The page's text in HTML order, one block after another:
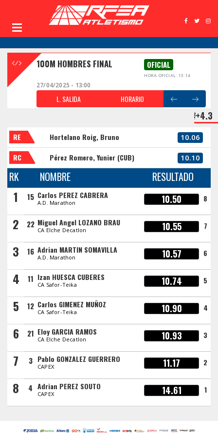
100M HOMBRES FINAL OFICIAL
HORA OFICIAL: 13:14
27/04/2025 - 13:00
L. SALIDA HORARIO
+4.3
RE Hortelano Roig, Bruno 10.06
RC Pérez Romero, Yunier (CUB) 10.10
RK NOMBRE RESULTADO
1 15 Carlos PEREZ CABRERA
A.D. Marathon 10.50 8
2 22 Miguel Angel LOZANO BRAU
CA Elche Decatlon 10.55 7
3 16 Adrian MARTIN SOMAVILLA
A.D. Marathon 10.57 6
4 11 Izan HUESCA CUBERES
CA Safor-Teika 10.74 5
5 12 Carlos GIMENEZ MUÑOZ
CA Safor-Teika 10.90 4
6 21 Eloy GARCIA RAMOS
CA Elche Decatlon 10.93 3
7 3 Pablo GONZALEZ GUERRERO
CAPEX 11.17 2
8 4 Adrian PEREZ SOUTO
CAPEX 14.61 1